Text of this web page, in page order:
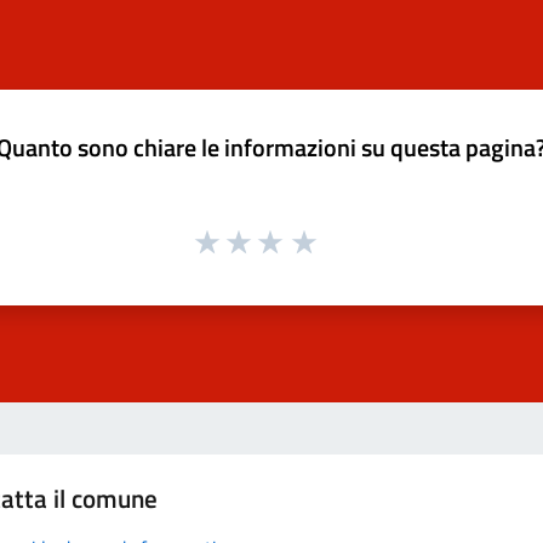
sono chiare le informazioni su questa
il comune